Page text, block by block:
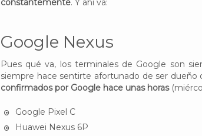
constantemente. Y ahí va:
Google Nexus
Pues qué va, los terminales de Google son
siempre hace sentirte afortunado de ser dueño
confirmados por Google hace unas horas
Google Pixel C
Huawei Nexus 6P